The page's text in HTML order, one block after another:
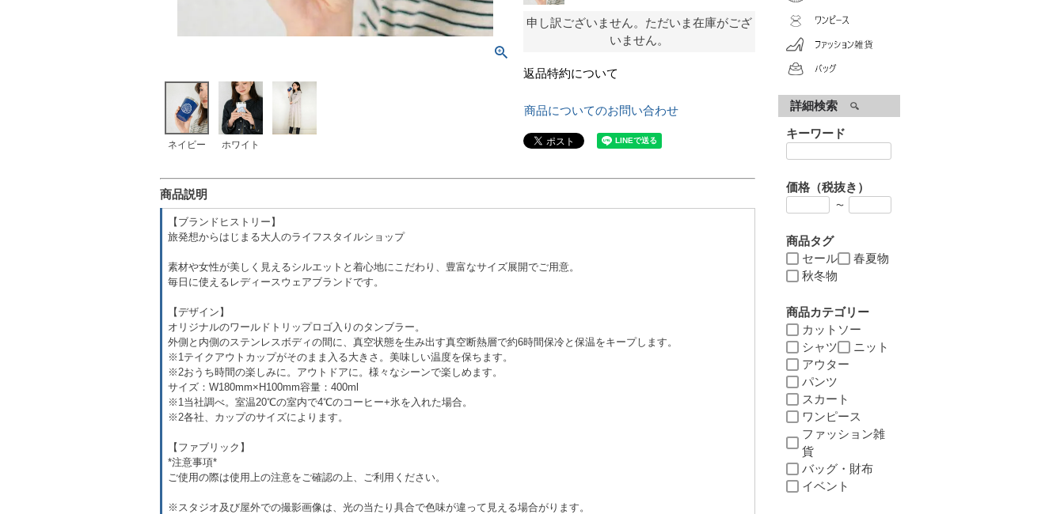
ネイビー ホワイト
申し訳ございません。ただいま在庫がござ
いません。
返品特約について
商品についてのお問い合わせ
商品説明
【ブランドヒストリー】
旅発想からはじまる大人のライフスタイルショップ
素材や女性が美しく見えるシルエットと着心地にこだわり、豊富なサイズ展開でご用意。
毎日に使えるレディースウェアブランドです。
【デザイン】
オリジナルのワールドトリップロゴ入りのタンブラー。
外側と内側のステンレスボディの間に、真空状態を生み出す真空断熱層で約6時間保冷と保温をキープします。
※1テイクアウトカップがそのまま入る大きさ。美味しい温度を保ちます。
※2おうち時間の楽しみに。アウトドアに。様々なシーンで楽しめます。
サイズ：W180mm×H100mm容量：400ml
※1当社調べ。室温20℃の室内で4℃のコーヒー+氷を入れた場合。
※2各社、カップのサイズによります。
【ファブリック】
*注意事項*
ご使用の際は使用上の注意をご確認の上、ご利用ください。
※スタジオ及び屋外での撮影画像は、光の当たり具合で色味が違って見える場合がります。
詳細検索
キーワード
価格（税抜き）
〜
商品タグ
セール
春夏物
秋冬物
商品カテゴリー
カットソー
シャツ
ニット
アウター
パンツ
スカート
ワンピース
ファッション雑
貨
バッグ・財布
イベント